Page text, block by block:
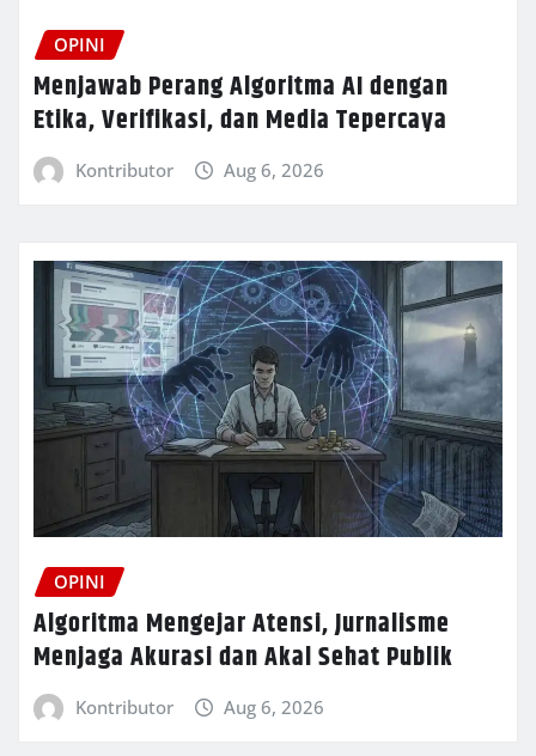
OPINI
Menjawab Perang Algoritma AI dengan
Etika, Verifikasi, dan Media Tepercaya
Kontributor Aug 6, 2026
OPINI
Algoritma Mengejar Atensi, Jurnalisme
Menjaga Akurasi dan Akal Sehat Publik
Kontributor Aug 6, 2026